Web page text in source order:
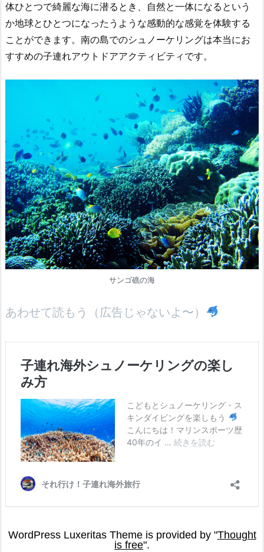
体ひとつで綺麗な海に潜るとき、自然と一体になるという
か地球とひとつになったうような感動的な感覚を体験する
ことができます。南の島でのシュノーケリングは本当にお
すすめの子連れアウトドアアクティビティです。
サンゴ礁の海
あわせて読もう（広告じゃないよ〜）